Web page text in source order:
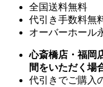
全国送料無料
代引き手数料無
オーバーホール
心斎橋店・福岡
間をいただく場
代引きでご購入